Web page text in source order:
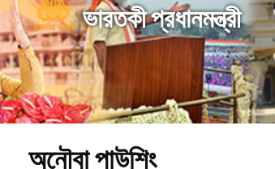
ভারতকী প্রধানমন্ত্রী
অনৌবা পাউশিং